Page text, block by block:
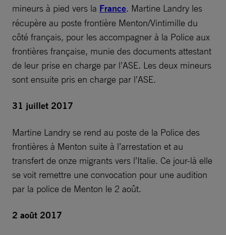
mineurs à pied vers la France. Martine Landry les
récupère au poste frontière Menton/Vintimille du
côté français, pour les accompagner à la Police aux
frontières française, munie des documents attestant
de leur prise en charge par l’ASE. Les deux mineurs
sont ensuite pris en charge par l’ASE.
31 juillet 2017
Martine Landry se rend au poste de la Police des
frontières à Menton suite à l’arrestation et au
transfert de onze migrants vers l’Italie. Ce jour-là elle
se voit remettre une convocation pour une audition
par la police de Menton le 2 août.
2 août 2017